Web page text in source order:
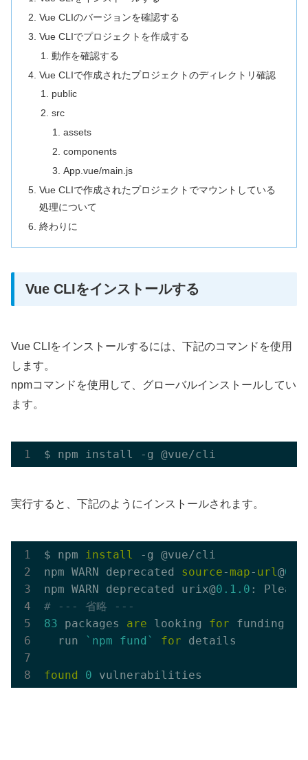
Vue CLIのバージョンを確認する
Vue CLIでプロジェクトを作成する
動作を確認する
Vue CLIで作成されたプロジェクトのディレクトリ確認
public
src
assets
components
App.vue/main.js
Vue CLIで作成されたプロジェクトでマウントしている
処理について
終わりに
Vue CLIをインストールする
Vue CLIをインストールするには、下記のコマンドを使用
します。
npmコマンドを使用して、グローバルインストールしてい
ます。
実行すると、下記のようにインストールされます。
$ npm install
-g @vue/cli
npm WARN deprecated source- map- url @0.4
npm WARN deprecated urix@0.1 .0 :
# --- 省略 ---
83 packages are looking for funding
  run
`npm fund` for details
found 0